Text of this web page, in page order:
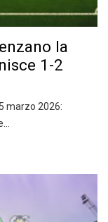
la
1-2
marzo 2026: